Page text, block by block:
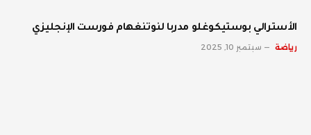
الأسترالي بوستيكوغلو مدربا لنوتنغهام فورست الإنجليزي
رياضة سبتمبر 10, 2025